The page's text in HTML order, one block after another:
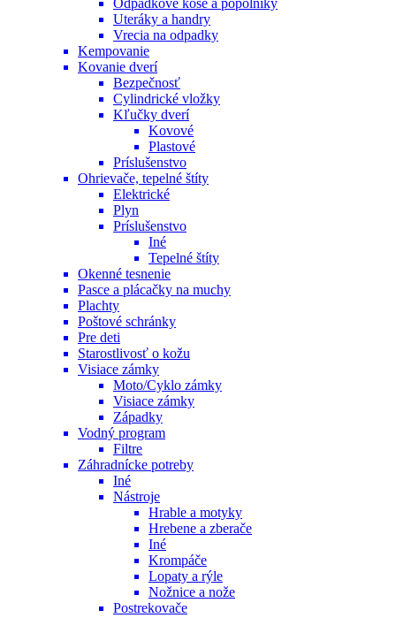
Uteráky a handry
Vrecia na odpadky
Kempovanie
Kovanie dverí
Bezpečnosť
Cylindrické vložky
Kľučky dverí
Kovové
Plastové
Príslušenstvo
Ohrievače, tepelné štíty
Elektrické
Plyn
Príslušenstvo
Iné
Tepelné štíty
Okenné tesnenie
Pasce a plácačky na muchy
Plachty
Poštové schránky
Pre deti
Starostlivosť o kožu
Visiace zámky
Moto/Cyklo zámky
Visiace zámky
Západky
Vodný program
Filtre
Záhradnícke potreby
Iné
Nástroje
Hrable a motyky
Hrebene a zberače
Iné
Krompáče
Lopaty a rýle
Nožnice a nože
Postrekovače